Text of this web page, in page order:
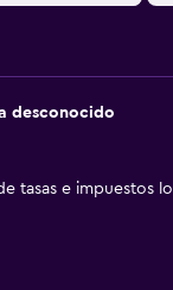
desconocido
tasas e impuestos